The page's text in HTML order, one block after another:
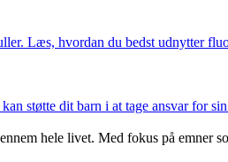
Læs, hvordan du bedst udnytter
støtte dit barn i at tage ansvar for
hele livet. Med fokus på emner